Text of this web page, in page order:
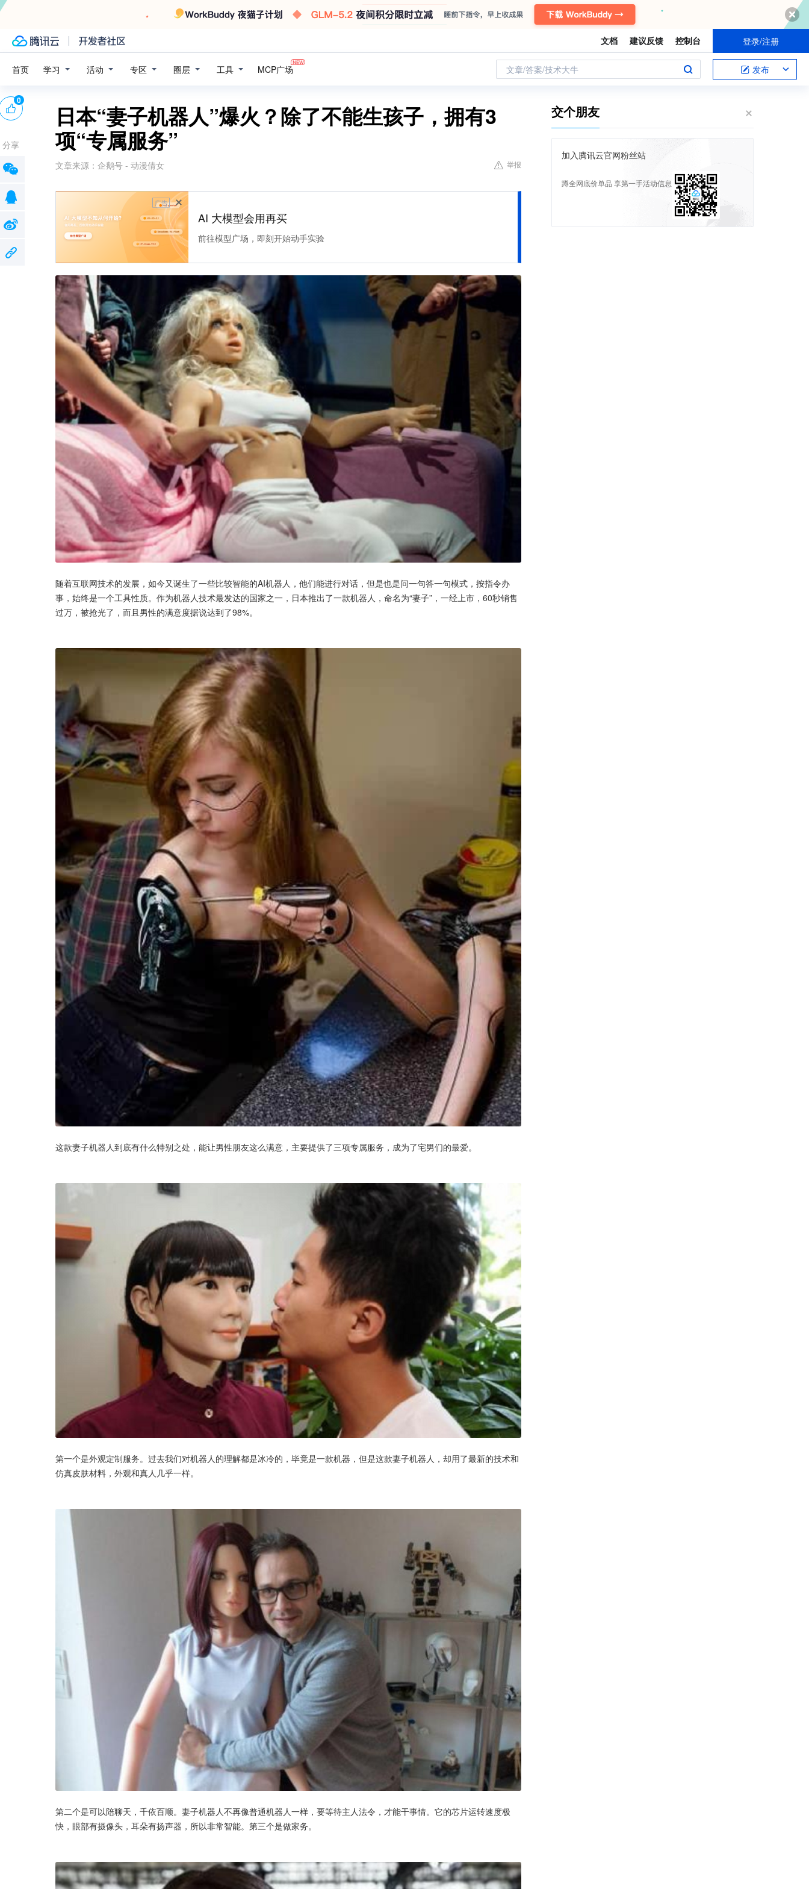
文档 建议反馈 控制台 登录/注册
首页 学习 活动 专区 圈层 工具 MCP广场 文章/答案/技术大牛 发布
日本“妻子机器人”爆火？除了不能生孩子，拥有3
项“专属服务”
文章来源： 企鹅号 - 动漫倩女 举报
广告
AI 大模型会用再买
前往模型广场，即刻开始动手实验
随着互联网技术的发展，如今又诞生了一些比较智能的AI机器人，他们能进行对话，但是也是问一句答一句模式，按指令办
事，始终是一个工具性质。作为机器人技术最发达的国家之一，日本推出了一款机器人，命名为“妻子”，一经上市，60秒销售
过万，被抢光了，而且男性的满意度据说达到了98%。
这款妻子机器人到底有什么特别之处，能让男性朋友这么满意，主要提供了三项专属服务，成为了宅男们的最爱。
第一个是外观定制服务。过去我们对机器人的理解都是冰冷的，毕竟是一款机器，但是这款妻子机器人，却用了最新的技术和
仿真皮肤材料，外观和真人几乎一样。
第二个是可以陪聊天，千依百顺。妻子机器人不再像普通机器人一样，要等待主人法令，才能干事情。它的芯片运转速度极
快，眼部有摄像头，耳朵有扬声器，所以非常智能。第三个是做家务。
0
分享
交个朋友
加入腾讯云官网粉丝站
蹲全网底价单品 享第一手活动信息